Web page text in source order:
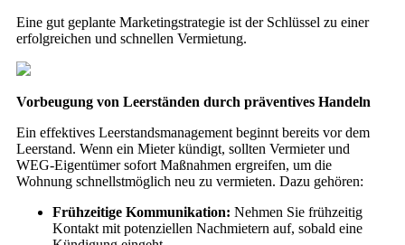
Eine gut geplante Marketingstrategie ist der Schlüssel zu einer
erfolgreichen und schnellen Vermietung.
Vorbeugung von Leerständen durch präventives Handeln
Ein effektives Leerstandsmanagement beginnt bereits vor dem
Leerstand. Wenn ein Mieter kündigt, sollten Vermieter und
WEG-Eigentümer sofort Maßnahmen ergreifen, um die
Wohnung schnellstmöglich neu zu vermieten. Dazu gehören:
Frühzeitige Kommunikation: Nehmen Sie frühzeitig
Kontakt mit potenziellen Nachmietern auf, sobald eine